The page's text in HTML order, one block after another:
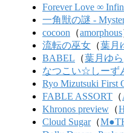
Forever Love ∞
一角獣の謎 -
cocoon （amorphous
流転の巫女 （葉月
BABEL （葉月ゆら
なつこい☆しーず
Ryo Mizutsuki First
FABLE ASSORT （
Khronos preview （
Cloud Sugar（